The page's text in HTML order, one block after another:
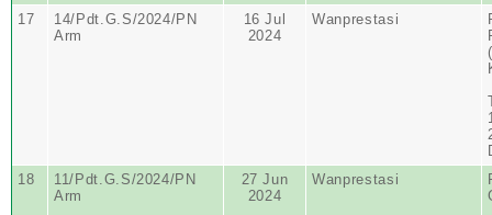
17
14/Pdt.G.S/2024/PN
Arm
16 Jul
2024
Wanprestasi
18
11/Pdt.G.S/2024/PN
Arm
27 Jun
2024
Wanprestasi